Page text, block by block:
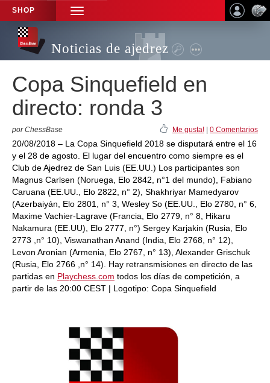
SHOP
TOGGLE
NAVIGATION
Noticias de ajedrez
Copa Sinquefield en
directo: ronda 3
por ChessBase Me gusta! 0 Comentarios
20/08/2018 – La Copa Sinquefield 2018 se disputará entre el 16
y el 28 de agosto. El lugar del encuentro como siempre es el
Club de Ajedrez de San Luis (EE.UU.) Los participantes son
Magnus Carlsen (Noruega, Elo 2842, n°1 del mundo), Fabiano
Caruana (EE.UU., Elo 2822, n° 2), Shakhriyar Mamedyarov
(Azerbaiyán, Elo 2801, n° 3, Wesley So (EE.UU., Elo 2780, n° 6,
Maxime Vachier-Lagrave (Francia, Elo 2779, n° 8, Hikaru
Nakamura (EE.UU), Elo 2777, n°) Sergey Karjakin (Rusia, Elo
2773 ,n° 10), Viswanathan Anand (India, Elo 2768, n° 12),
Levon Aronian (Armenia, Elo 2767, n° 13), Alexander Grischuk
(Rusia, Elo 2766 ,n° 14). Hay retransmisiones en directo de las
partidas en Playchess.com todos los días de competición, a
partir de las 20:00 CEST | Logotipo: Copa Sinquefield